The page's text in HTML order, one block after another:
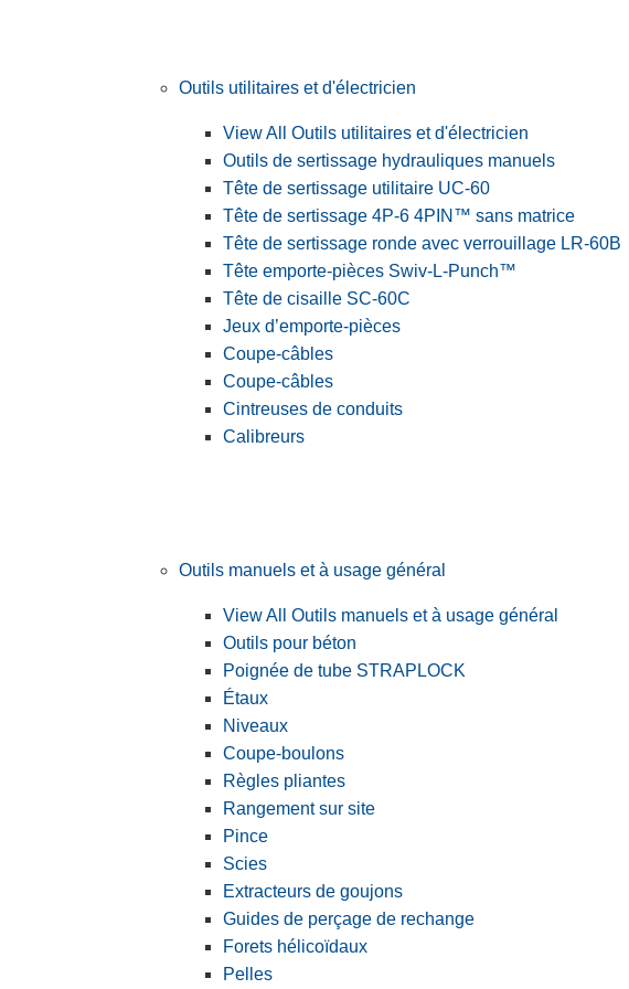
Outils utilitaires et d'électricien
View All Outils utilitaires et d'électricien
Outils de sertissage hydrauliques manuels
Tête de sertissage utilitaire UC-60
Tête de sertissage 4P-6 4PIN™ sans matrice
Tête de sertissage ronde avec verrouillage LR-60B
Tête emporte-pièces Swiv-L-Punch™
Tête de cisaille SC-60C
Jeux d’emporte-pièces
Coupe-câbles
Coupe-câbles
Cintreuses de conduits
Calibreurs
Outils manuels et à usage général
View All Outils manuels et à usage général
Outils pour béton
Poignée de tube STRAPLOCK
Étaux
Niveaux
Coupe-boulons
Règles pliantes
Rangement sur site
Pince
Scies
Extracteurs de goujons
Guides de perçage de rechange
Forets hélicoïdaux
Pelles